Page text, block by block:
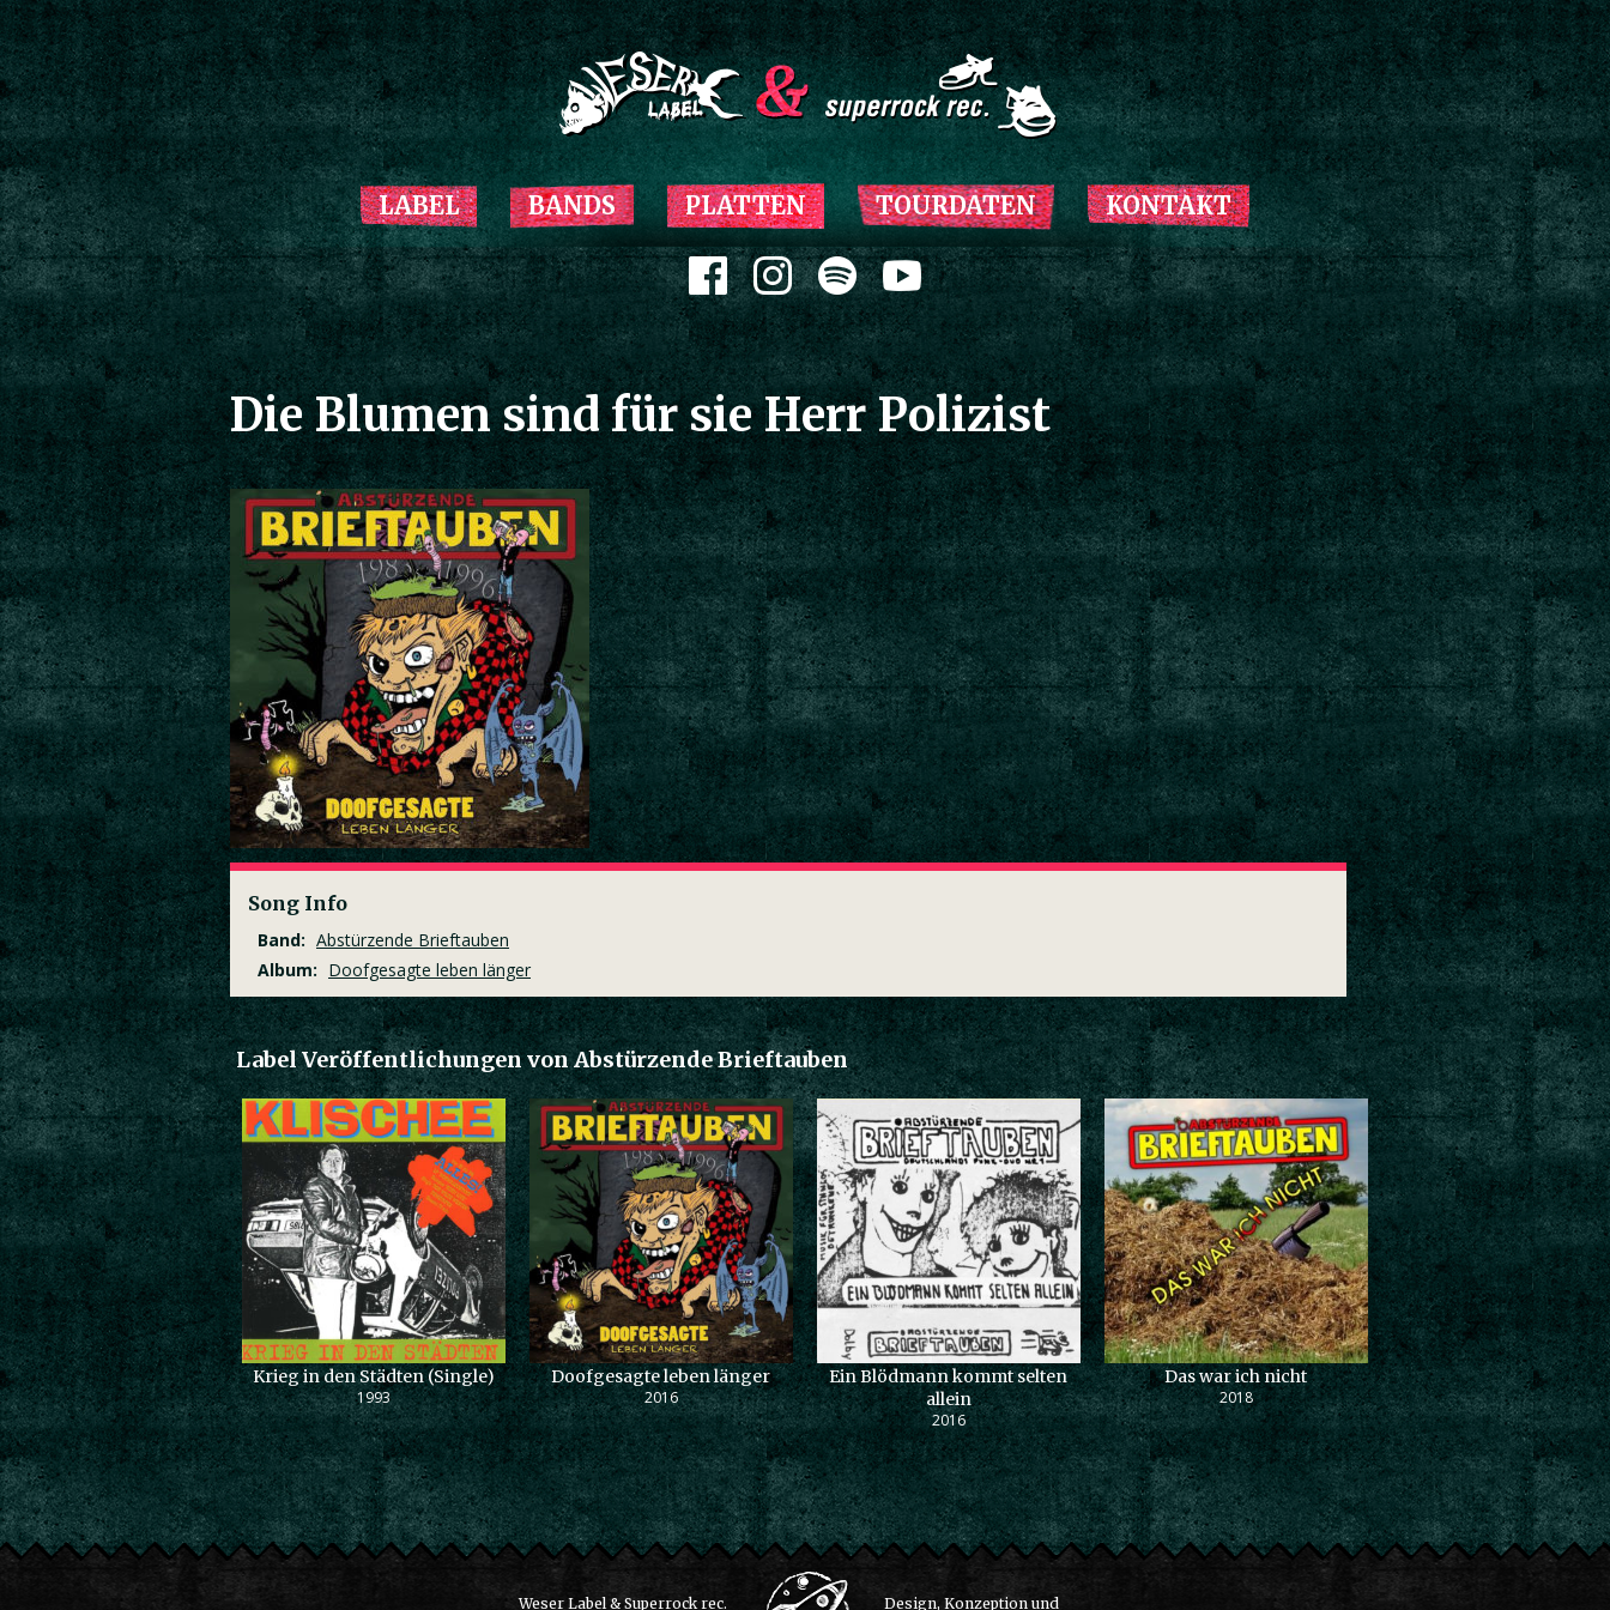
Zum Inhalt springen
LABEL BANDS PLATTEN TOURDATEN KONTAKT
Zum Inhalt springen
Die Blumen sind für sie Herr Polizist
Song Info
Band: Abstürzende Brieftauben
Album: Doofgesagte leben länger
Label Veröffentlichungen von Abstürzende Brieftauben
Krieg in den Städten (Single)
1993
Doofgesagte leben länger
2016
Ein Blödmann kommt selten
allein
2016
Das war ich nicht
2018
Weser Label & Superrock rec. Design, Konzeption und